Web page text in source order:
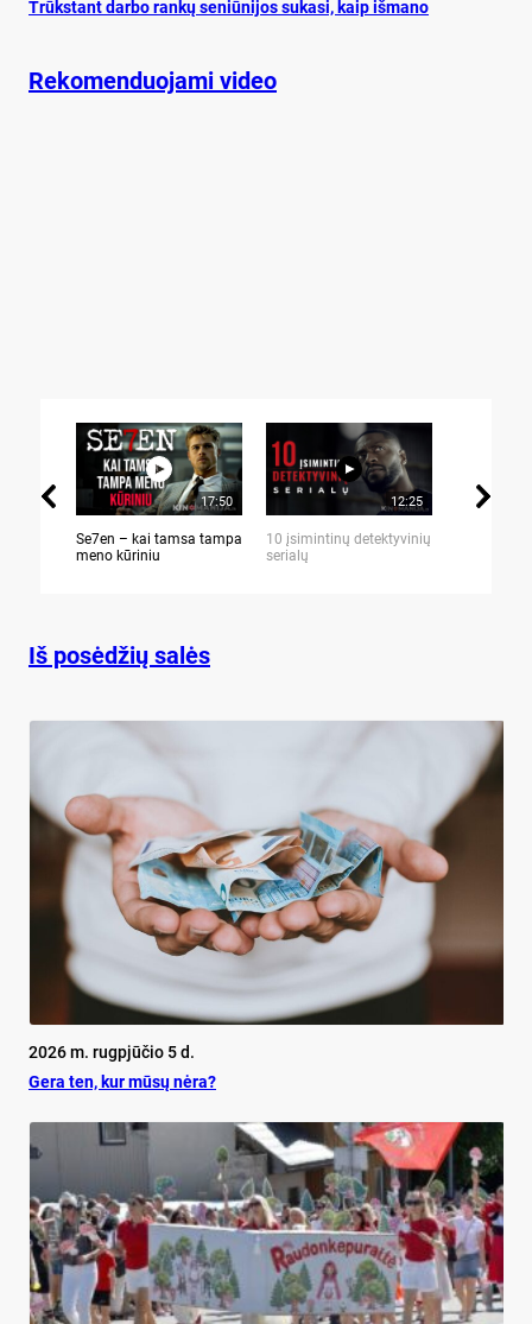
Trūks­tant dar­bo ran­kų se­niū­ni­jos su­ka­si, kaip iš­ma­no
Rekomenduojami video
17:50
Se7en – kai tamsa tampa
meno kūriniu
12:25
10 įsimintinų detektyvinių
serialų
Iš posėdžių salės
2026 m. rugpjūčio 5 d.
Ge­ra ten, kur mū­sų nė­ra?